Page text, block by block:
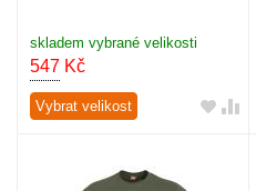
skladem vybrané velikosti
547 Kč
Vybrat velikost